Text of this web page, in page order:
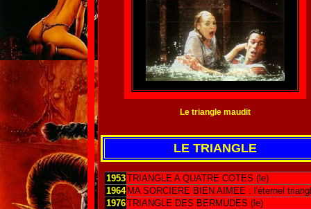
Le triangle maudit
LE TRIANGLE
1953TRIANGLE A QUATRE COTES (le)
1964 MA SORCIERE BIEN AIMEE : l'éternel
1976TRIANGLE DES BERMUDES (le)